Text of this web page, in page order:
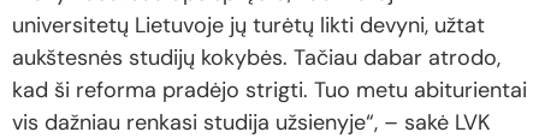
universitetų Lietuvoje jų turėtų likti devyni, užtat
aukštesnės studijų kokybės. Tačiau dabar atrodo,
kad ši reforma pradėjo strigti. Tuo metu abiturientai
vis dažniau renkasi studija užsienyje“, – sakė LVK